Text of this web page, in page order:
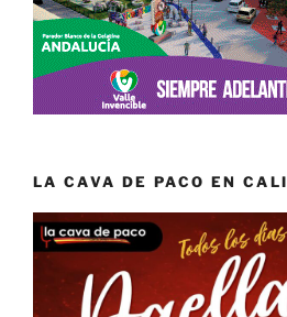
LA CAVA DE PACO EN CALI